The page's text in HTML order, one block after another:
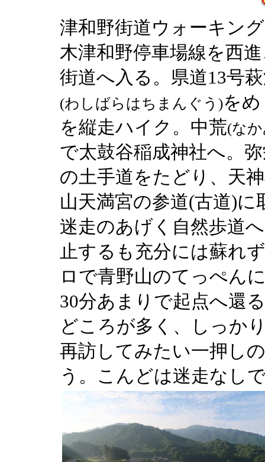
津和野街道ウォーキン
木津和野停車場線を西
街道へ入る。県道13号
(わしばらはちまんぐう)をめ
を縦走ハイク。中荒(な
で太鼓谷稲成神社へ。
の土手道をたどり、天
山天満宮の参道(古道)
迷走のあげく自然歩道
止するも充分には蘇れ
ロで青野山のてっぺん
30分あまりで起点へ還
どころが多く、しっか
再訪してみたい一押し
う。こんどは迷走なし